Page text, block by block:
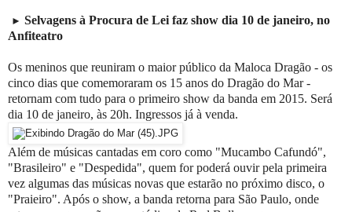
► Selvagens à Procura de Lei faz show dia 10 de janeiro, no
Anfiteatro
Os meninos que reuniram o maior público da Maloca Dragão - os
cinco dias que comemoraram os 15 anos do Dragão do Mar -
retornam com tudo para o primeiro show da banda em 2015. Será
dia 10 de janeiro, às 20h. Ingressos já à venda.
Além de músicas cantadas em coro como "Mucambo Cafundó",
"Brasileiro" e "Despedida", quem for poderá ouvir pela primeira
vez algumas das músicas novas que estarão no próximo disco, o
"Praieiro". Após o show, a banda retorna para São Paulo, onde